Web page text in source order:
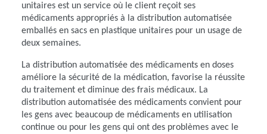
unitaires est un service où le client reçoit ses
médicaments appropriés à la distribution automatisée
emballés en sacs en plastique unitaires pour un usage de
deux semaines.
La distribution automatisée des médicaments en doses
améliore la sécurité de la médication, favorise la réussite
du traitement et diminue des frais médicaux. La
distribution automatisée des médicaments convient pour
les gens avec beaucoup de médicaments en utilisation
continue ou pour les gens qui ont des problèmes avec le